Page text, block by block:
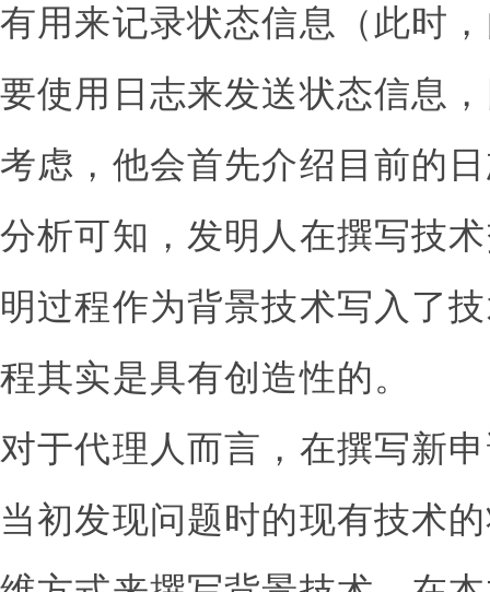
有用来记录状态信息（此时
要使用日志来发送状态信息
考虑，他会首先介绍目前的
分析可知，发明人在撰写技
明过程作为背景技术写入了
程其实是具有创造性的。
对于代理人而言，在撰写新
当初发现问题时的现有技术